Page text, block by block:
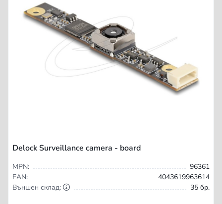
Delock Surveillance camera - board
MPN:
96361
EAN:
4043619963614
Външен склад:
35 бр.